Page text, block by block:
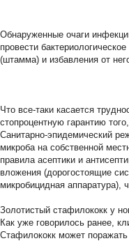
Обнаруженные очаги
провести
(штамма) и избавления от
Что все-таки касается
стопроцентную гарантию
Санитарно-эпидемический
микроба на собственной
правила асептики и
вложения (дорогостоящие
микробицидная аппаратура),
Золотистый стафилококк у
Как уже говорилось ранее,
Стафилококк может